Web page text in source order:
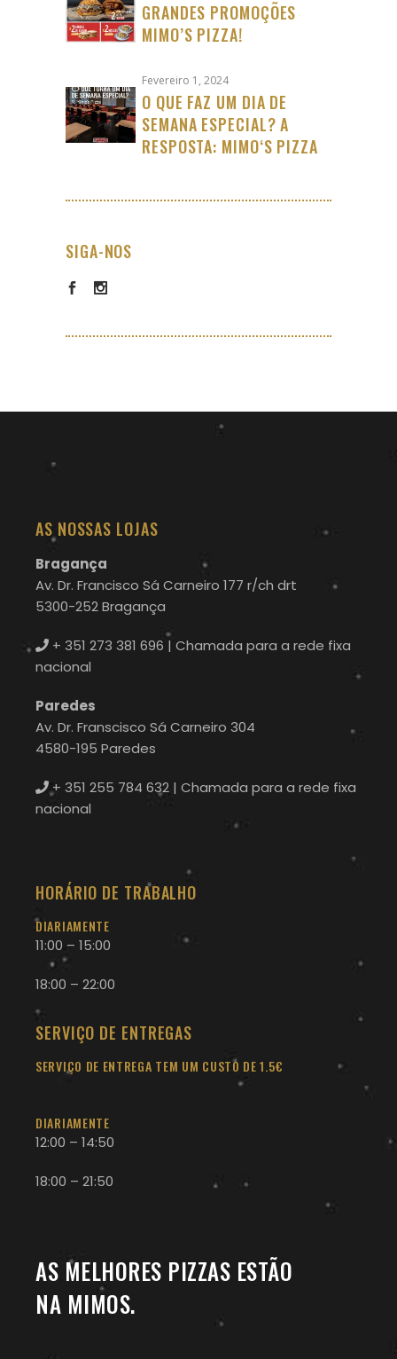
GRANDES PROMOÇÕES
MIMO’S PIZZA!
Fevereiro 1, 2024
O QUE FAZ UM DIA DE
SEMANA ESPECIAL? A
RESPOSTA: MIMO‘S PIZZA
SIGA-NOS
AS NOSSAS LOJAS
Bragança
Av. Dr. Francisco Sá Carneiro 177 r/ch drt
5300-252 Bragança
+ 351 273 381 696 | Chamada para a rede fixa
nacional
Paredes
Av. Dr. Franscisco Sá Carneiro 304
4580-195 Paredes
+ 351 255 784 632 | Chamada para a rede fixa
nacional
HORÁRIO DE TRABALHO
DIARIAMENTE
11:00 – 15:00
18:00 – 22:00
SERVIÇO DE ENTREGAS
SERVIÇO DE ENTREGA TEM UM CUSTO DE 1.5€
DIARIAMENTE
12:00 – 14:50
18:00 – 21:50
AS MELHORES PIZZAS ESTÃO
NA MIMOS.